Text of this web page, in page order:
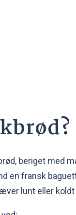
beriget med
en fransk
lunt eller koldt